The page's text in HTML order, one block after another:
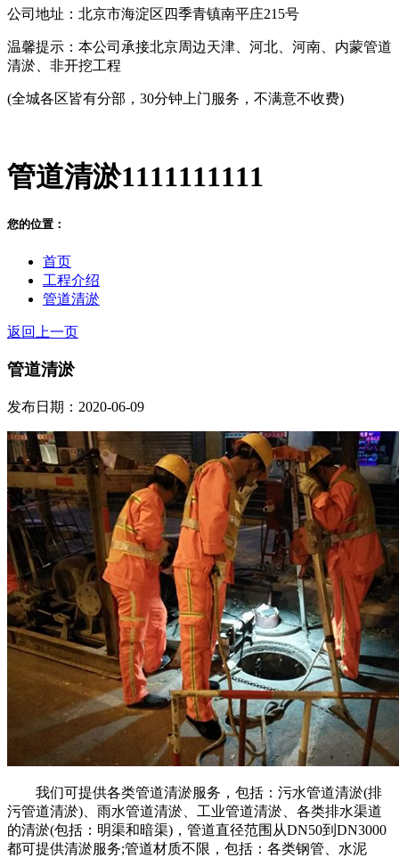
公司地址：北京市海淀区四季青镇南平庄215号
温馨提示：本公司承接北京周边天津、河北、河南、内蒙管道
清淤、非开挖工程
(全城各区皆有分部，30分钟上门服务，不满意不收费)
管道清淤1111111111
您的位置：
首页
工程介绍
管道清淤
返回上一页
管道清淤
发布日期：2020-06-09
我们可提供各类管道清淤服务，包括：污水管道清淤(排
污管道清淤)、雨水管道清淤、工业管道清淤、各类排水渠道
的清淤(包括：明渠和暗渠)，管道直径范围从DN50到DN3000
都可提供清淤服务;管道材质不限，包括：各类钢管、水泥